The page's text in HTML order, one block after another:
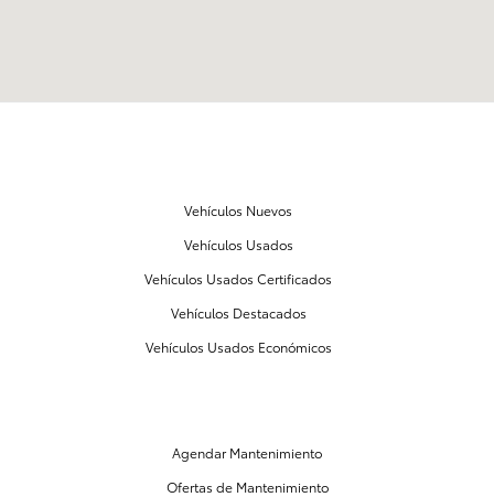
Vehículos Nuevos
Vehículos Usados
Vehículos Usados Certificados
Vehículos Destacados
Vehículos Usados Económicos
Agendar Mantenimiento
Ofertas de Mantenimiento